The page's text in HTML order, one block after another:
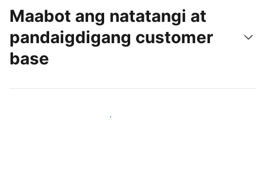
Maabot ang natatangi at
pandaigdigang customer
base
Makaabot ng mga bagong guest ngayon